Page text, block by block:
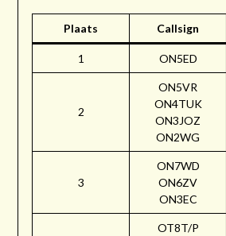
Plaats Callsign
1 ON5ED
2
ON5VR
ON4TUK
ON3JOZ
ON2WG
3
ON7WD
ON6ZV
ON3EC
OT8T/P